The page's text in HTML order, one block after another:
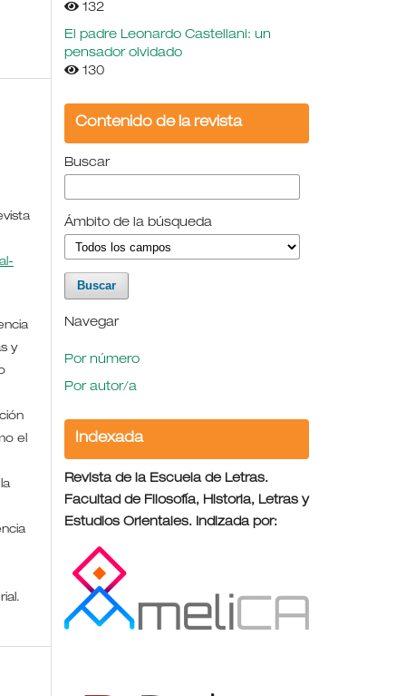
y
el
132
El padre Leonardo Castellani: un
pensador olvidado
130
Contenido de la revista
Buscar
Ámbito de la búsqueda
Navegar
Por número
Por autor/a
Indexada
Revista de la Escuela de Letras.
Facultad de Filosofía, Historia, Letras y
Estudios Orientales. Indizada por: